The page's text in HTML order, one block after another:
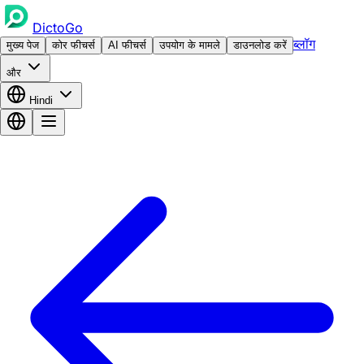
DictoGo
मुख्य पेज कोर फीचर्स AI फीचर्स उपयोग के मामले डाउनलोड करें ब्लॉग
और
Hindi